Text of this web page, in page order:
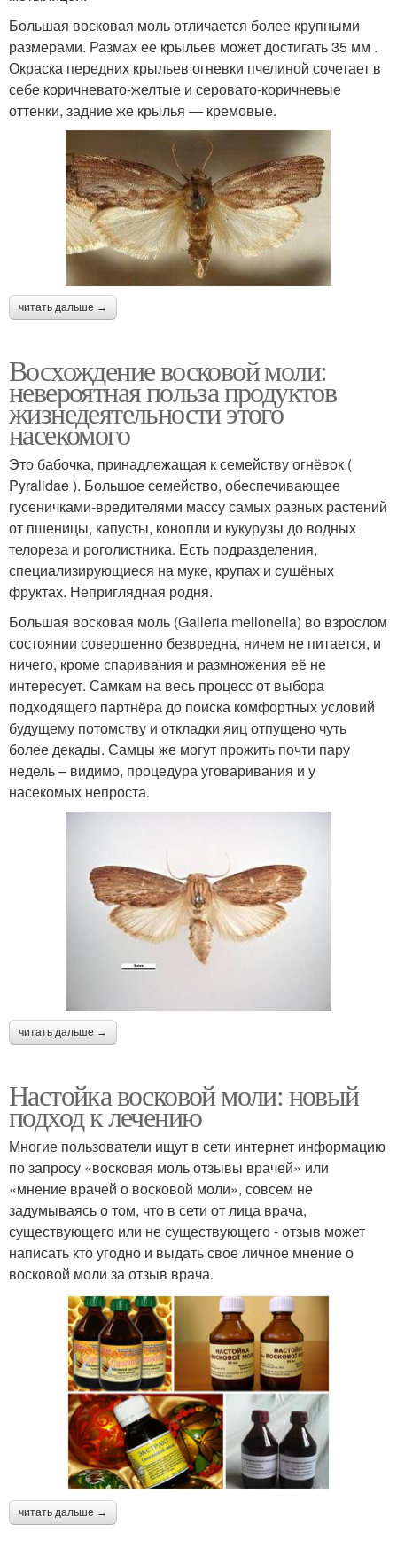
Большая восковая моль отличается более крупными
размерами. Размах ее крыльев может достигать 35 мм .
Окраска передних крыльев огневки пчелиной сочетает в
себе коричневато-желтые и серовато-коричневые
оттенки, задние же крылья — кремовые.
читать дальше →
Восхождение восковой моли:
невероятная польза продуктов
жизнедеятельности этого
насекомого
Это бабочка, принадлежащая к семейству огнёвок (
Pyralidae ). Большое семейство, обеспечивающее
гусеничками-вредителями массу самых разных растений
от пшеницы, капусты, конопли и кукурузы до водных
телореза и роголистника. Есть подразделения,
специализирующиеся на муке, крупах и сушёных
фруктах. Неприглядная родня.
Большая восковая моль (Galleria mellonella) во взрослом
состоянии совершенно безвредна, ничем не питается, и
ничего, кроме спаривания и размножения её не
интересует. Самкам на весь процесс от выбора
подходящего партнёра до поиска комфортных условий
будущему потомству и откладки яиц отпущено чуть
более декады. Самцы же могут прожить почти пару
недель – видимо, процедура уговаривания и у
насекомых непроста.
читать дальше →
Настойка восковой моли: новый
подход к лечению
Многие пользователи ищут в сети интернет информацию
по запросу «восковая моль отзывы врачей» или
«мнение врачей о восковой моли», совсем не
задумываясь о том, что в сети от лица врача,
существующего или не существующего - отзыв может
написать кто угодно и выдать свое личное мнение о
восковой моли за отзыв врача.
читать дальше →